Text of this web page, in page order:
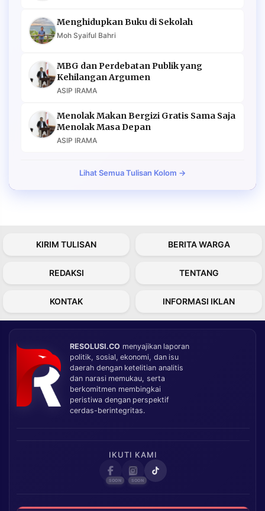
Menghidupkan Buku di Sekolah
Moh Syaiful Bahri
MBG dan Perdebatan Publik yang
Kehilangan Argumen
ASIP IRAMA
Menolak Makan Bergizi Gratis Sama Saja
Menolak Masa Depan
ASIP IRAMA
Lihat Semua Tulisan Kolom →
KIRIM TULISAN BERITA WARGA
REDAKSI TENTANG
KONTAK INFORMASI IKLAN
RESOLUSI.CO menyajikan laporan
politik, sosial, ekonomi, dan isu
daerah dengan ketelitian analitis
dan narasi memukau, serta
berkomitmen membingkai
peristiwa dengan perspektif
cerdas-berintegritas.
IKUTI KAMI